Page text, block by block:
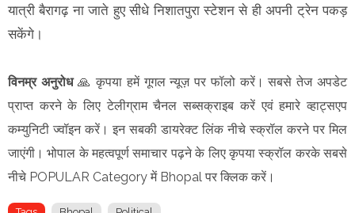
यात्री बैरागढ़ ना जाते हुए सीधे निशातपुरा स्टेशन से ही अपनी ट्रेन पकड़
सकेंगे।
विनम्र अनुरोध 🙏 कृपया हमें गूगल न्यूज़ पर फॉलो करें। सबसे तेज अपडेट
प्राप्त करने के लिए टेलीग्राम चैनल सब्सक्राइब करें एवं हमारे व्हाट्सएप
कम्युनिटी ज्वॉइन करें। इन सबकी डायरेक्ट लिंक नीचे स्क्रॉल करने पर मिल
जाएंगी। भोपाल के महत्वपूर्ण समाचार पढ़ने के लिए कृपया स्क्रॉल करके सबसे
नीचे POPULAR Category में Bhopal पर क्लिक करें।